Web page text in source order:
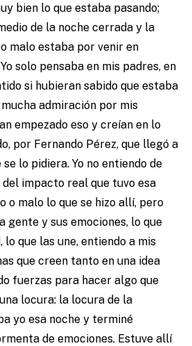
bien lo que estaba pasando;
de la noche cerrada y la
malo estaba por venir en
solo pensaba en mis padres, en
si hubieran sabido que estaba
admiración por mis
empezado eso y creían en lo
por Fernando Pérez, que llegó a
lo pidiera. Yo no entiendo de
impacto real que tuvo esa
o malo lo que se hizo allí, pero
gente y sus emociones, lo que
lo que las une, entiendo a mis
que creen tanto en una idea
fuerzas para hacer algo que
locura: la locura de la
yo esa noche y terminé
de emociones. Estuve allí